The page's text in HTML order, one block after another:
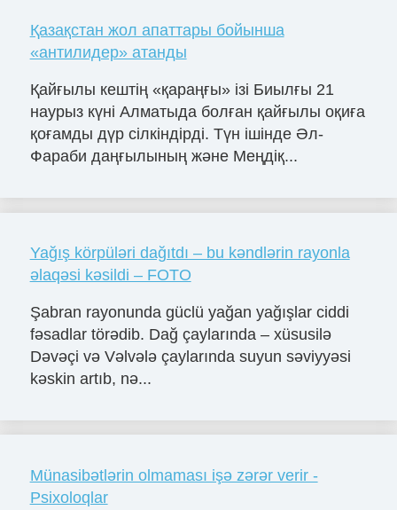
Қазақстан жол апаттары бойынша
«антилидер» атанды
Қайғылы кештің «қараңғы» ізі Биылғы 21
наурыз күні Алматыда болған қайғылы оқиға
қоғамды дүр сілкіндірді. Түн ішінде Әл-
Фараби даңғылының және Меңдіқ...
Yağış körpüləri dağıtdı – bu kəndlərin rayonla
əlaqəsi kəsildi – FOTO
Şabran rayonunda güclü yağan yağışlar ciddi
fəsadlar törədib. Dağ çaylarında – xüsusilə
Dəvəçi və Vəlvələ çaylarında suyun səviyyəsi
kəskin artıb, nə...
Münasibətlərin olmaması işə zərər verir -
Psixoloqlar